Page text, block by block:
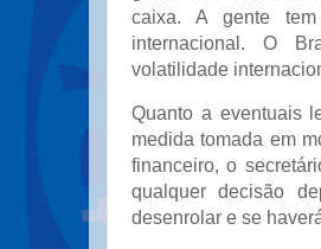
caixa. A gente
internacional. O
volatilidade
Quanto a eventuais
medida tomada em
financeiro, o
qualquer decisão
desenrolar e se